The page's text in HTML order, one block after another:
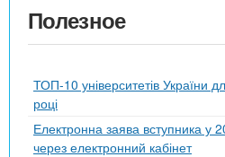
Полезное
ТОП-10 університетів України
році
Електронна заява вступника у
через електронний кабінет